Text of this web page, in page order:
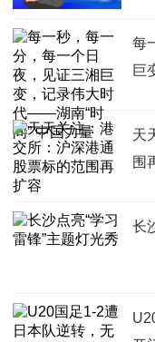
每
巨
天
围
长